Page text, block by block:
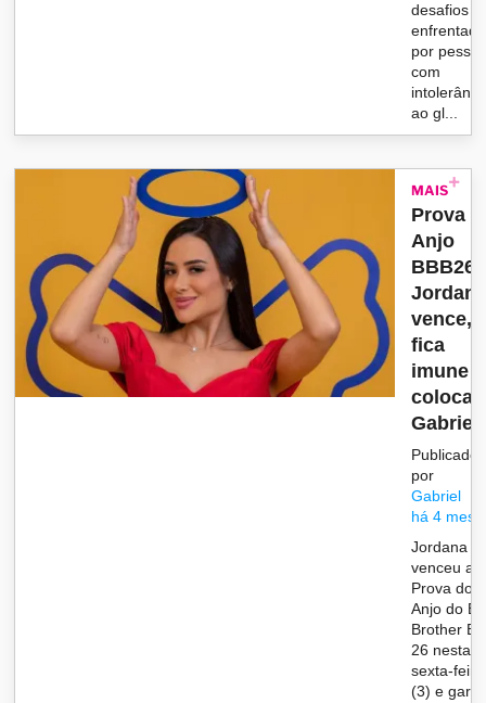
desafios
por
com
ao gl...
MAIS
Prova
Anjo
BBB26:
vence,
fica
imune e
coloca
Publicado
por
Gabriel
há 4
Jordana
venceu a
Prova do
Anjo do
Brother
26 nesta
sexta-feira
(3) e